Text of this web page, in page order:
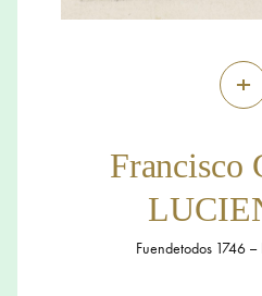
+
Francisco
Fuendetodos 1746